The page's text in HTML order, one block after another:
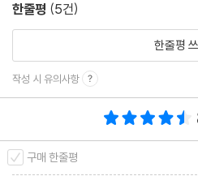
한 샐러드를 준비할 때도 은영 작가
그릇을 채웁니다.
외국에서 여행을 다닐 때는 오히려
웠다고 저자는 이야기합니다. 꼭 비
은 어느 메뉴든, 채소로만 메뉴를
다. 파스타에 버터와 치즈를 빼고 올
2부 다양하게 섞이고 다시 태어나는
파티 음식의 밸런스를 잡아주는, 감
함께 지키는 마음, 템페 꽈리고추 볶음
두부의 색다른 변신, 깻잎 두부 스크
그냥 시도해 보는 거예요, 콜라비 솜
데사유노 엔 에스파냐, 토스타다 콘
지난 여행을 떠올리며, 순두부 샥슈카
한줄평 (5건)
한줄평
작성 시 유의사항
구매 한줄평